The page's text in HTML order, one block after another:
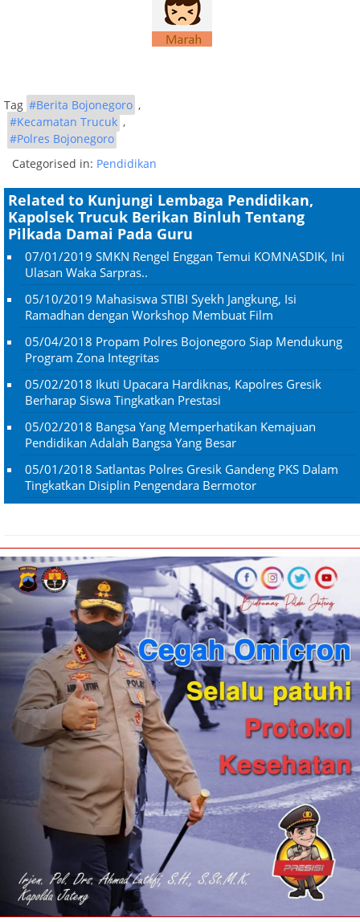
Tag #Berita Bojonegoro ,
#Kecamatan Trucuk ,
#Polres Bojonegoro
Categorised in: Pendidikan
Related to Kunjungi Lembaga Pendidikan,
Kapolsek Trucuk Berikan Binluh Tentang
Pilkada Damai Pada Guru
07/01/2019 SMKN Rengel Enggan Temui KOMNASDIK, Ini
Ulasan Waka Sarpras..
05/10/2019 Mahasiswa STIBI Syekh Jangkung, Isi
Ramadhan dengan Workshop Membuat Film
05/04/2018 Propam Polres Bojonegoro Siap Mendukung
Program Zona Integritas
05/02/2018 Ikuti Upacara Hardiknas, Kapolres Gresik
Berharap Siswa Tingkatkan Prestasi
05/02/2018 Bangsa Yang Memperhatikan Kemajuan
Pendidikan Adalah Bangsa Yang Besar
05/01/2018 Satlantas Polres Gresik Gandeng PKS Dalam
Tingkatkan Disiplin Pengendara Bermotor